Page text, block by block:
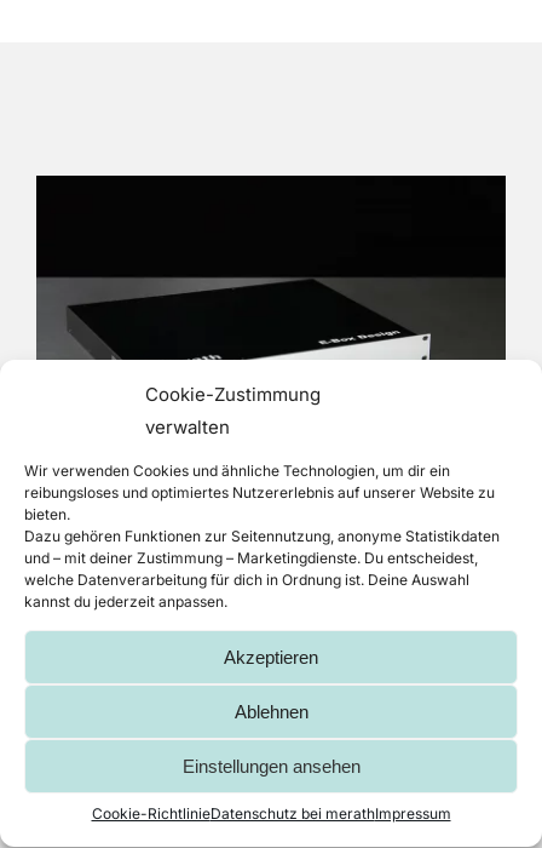
Cookie-Zustimmung
verwalten
Wir verwenden Cookies und ähnliche Technologien, um dir ein
reibungsloses und optimiertes Nutzererlebnis auf unserer Website zu
bieten.
Dazu gehören Funktionen zur Seitennutzung, anonyme Statistikdaten
und – mit deiner Zustimmung – Marketingdienste. Du entscheidest,
welche Datenverarbeitung für dich in Ordnung ist. Deine Auswahl
kannst du jederzeit anpassen.
Akzeptieren
Ablehnen
Einstellungen ansehen
Cookie-RichtlinieDatenschutz bei merathImpressum
E-Box Design
Das Design-Einschubgehäuse für Schränke im 19
so besonders edel.
Das Design-Einschubgehäuse ist in drei Varianten